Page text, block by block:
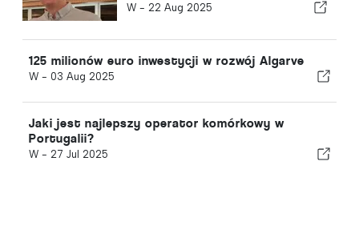
W - 22 Aug 2025
125 milionów euro inwestycji w rozwój Algarve
W - 03 Aug 2025
Jaki jest najlepszy operator komórkowy w
Portugalii?
W - 27 Jul 2025